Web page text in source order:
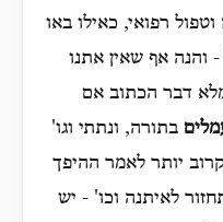
רפואי, כאילו באו
והנה אף שאין אתנו
דבר הכתוב אם
בתורה, ונתתי וגו'
יותר לאמר ההיפך
לאיתנה וכו' - יש